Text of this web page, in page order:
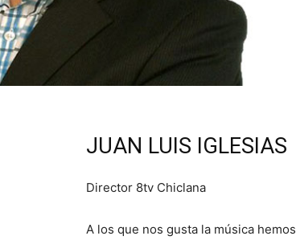
JUAN LUIS IGLESIAS
Director 8tv Chiclana
A los que nos gusta la música hemos